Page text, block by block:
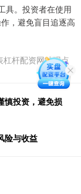
具。投资者在使用
，避免盲目追逐高
杆配资网站观点
慎投资，避免损
险与收益